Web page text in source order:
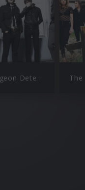
The Pigeon Detectives